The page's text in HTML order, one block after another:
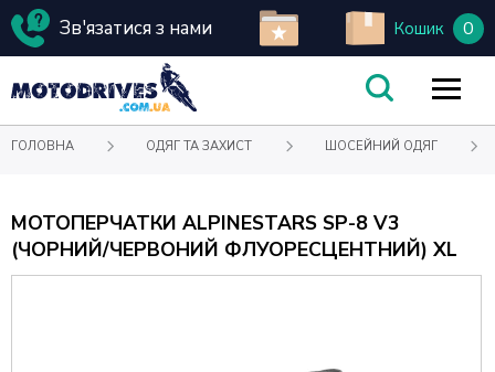
Зв'язатися з нами Кошик 0
ГОЛОВНА ОДЯГ ТА ЗАХИСТ ШОСЕЙНИЙ ОДЯГ
МОТОПЕРЧАТКИ ALPINESTARS SP-8 V3
(ЧОРНИЙ/ЧЕРВОНИЙ ФЛУОРЕСЦЕНТНИЙ) XL